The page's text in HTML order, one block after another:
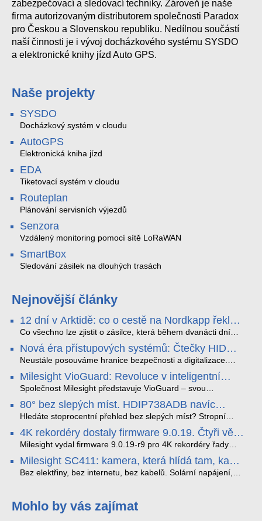
zabezpečovací a sledovací techniky. Zároveň je naše
firma autorizovaným distributorem společnosti Paradox
pro Českou a Slovenskou republiku. Nedílnou součástí
naší činnosti je i vývoj docházkového systému SYSDO
a elektronické knihy jízd Auto GPS.
Naše projekty
SYSDO
Docházkový systém v cloudu
AutoGPS
Elektronická kniha jízd
EDA
Tiketovací systém v cloudu
Routeplan
Plánování servisních výjezdů
Senzora
Vzdálený monitoring pomocí sítě LoRaWAN
SmartBox
Sledování zásilek na dlouhých trasách
Nejnovější články
12 dní v Arktidě: co o cestě na Nordkapp řekla
data ze SMARTBOX 2 MAX
Co všechno lze zjistit o zásilce, která během dvanácti dní
projede Arktidou? SMARTBOX 2 MAX jsme vzali na trasu z
Tromsø přes Lofoty, Kirunu a finské Laponsko až na
Nordkapp. Bez jediného dobití, v mrazu až −13 °C a mimo
otřesy i náklon. Výsledkem není jen čára na mapě, ale
podrobný datový příběh celé cesty.
Nová éra přístupových systémů: Čtečky HID
Signo
Neustále posouváme hranice bezpečnosti a digitalizace.
v oblasti kontroly přístupu – moderní a vysoce univerzální
čtečky HID Signo.
Milesight VioGuard: Revoluce v inteligentní
detekci dopravních přestupků
Společnost Milesight představuje VioGuard – svou
dopravních přestupků. Tento systém, poháněný
sofistikovanými algoritmy umělé inteligence (AI), je navržen
tak, aby poskytoval komplexní nástroje pro vymáhání
dopravních předpisů, zvyšoval bezpečnost na silnicích a
optimalizoval plynulost dopravy v moderních městech.
80° bez slepých míst. HDIP738ADB navíc
streamuje na YouTube – bez PC.
Hledáte stoprocentní přehled bez slepých míst? Stropní
panoramatická kamera HDIP738ADB skládá obraz ze dvou
4MP senzorů SONY do jednoho čistého 180° záběru bez
zkreslení. K tomu přidává AI detekci osob a vozidel,
YouTube – bez běžícího počítače.
4K rekordéry dostaly firmware 9.0.19. Čtyři věci,
které musíte vědět.
Milesight vydal firmware 9.0.19-r9 pro 4K rekordéry řady
které vám zjednoduší práci – a jedna z nich vám ušetří
spoustu zbytečných výjezdů k zákazníkům.
Milesight SC411: kamera, která hlídá tam, kam
kabel nedosáhne
Bez elektřiny, bez internetu, bez kabelů. Solární napájení,
váš telefon. Podívejte se na video.
Mohlo by vás zajímat